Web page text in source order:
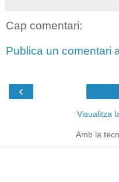
Cap comentari:
Publica un comentari
‹
Visualitza
Amb la